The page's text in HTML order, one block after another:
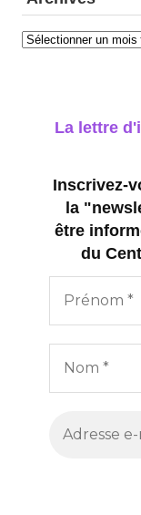
Archives
La lettre
Inscrivez-
la
être
du